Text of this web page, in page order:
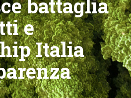
battaglia
e
Italia